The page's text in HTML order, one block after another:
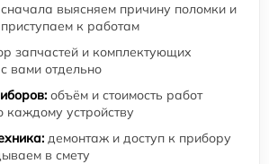
сначала выясняем причину поломки и
к работам
запчастей и комплектующих
вами отдельно
объём и стоимость работ
каждому устройству
демонтаж и доступ к прибору
в смету